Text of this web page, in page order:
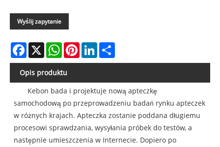
Wyślij zapytanie
Facebook
X WhatsAppPinterestLinkedIn
Opis produktu
Kebon bada i projektuje nową apteczkę
samochodową po przeprowadzeniu badań rynku apteczek
w różnych krajach. Apteczka zostanie poddana długiemu
procesowi sprawdzania, wysyłania próbek do testów, a
następnie umieszczenia w Internecie. Dopiero po